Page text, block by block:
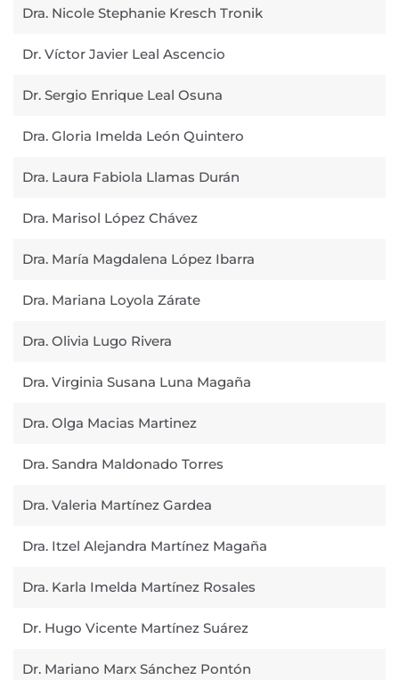
Dra. Nicole Stephanie Kresch Tronik
Dr. Víctor Javier Leal Ascencio
Dr. Sergio Enrique Leal Osuna
Dra. Gloria Imelda León Quintero
Dra. Laura Fabiola Llamas Durán
Dra. Marisol López Chávez
Dra. María Magdalena López Ibarra
Dra. Mariana Loyola Zárate
Dra. Olivia Lugo Rivera
Dra. Virginia Susana Luna Magaña
Dra. Olga Macias Martinez
Dra. Sandra Maldonado Torres
Dra. Valeria Martínez Gardea
Dra. Itzel Alejandra Martínez Magaña
Dra. Karla Imelda Martínez Rosales
Dr. Hugo Vicente Martínez Suárez
Dr. Mariano Marx Sánchez Pontón